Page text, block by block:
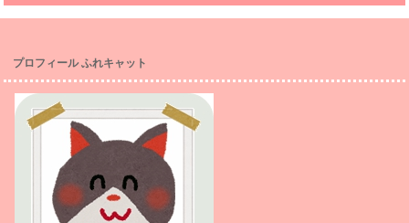
プロフィール ふれキャット